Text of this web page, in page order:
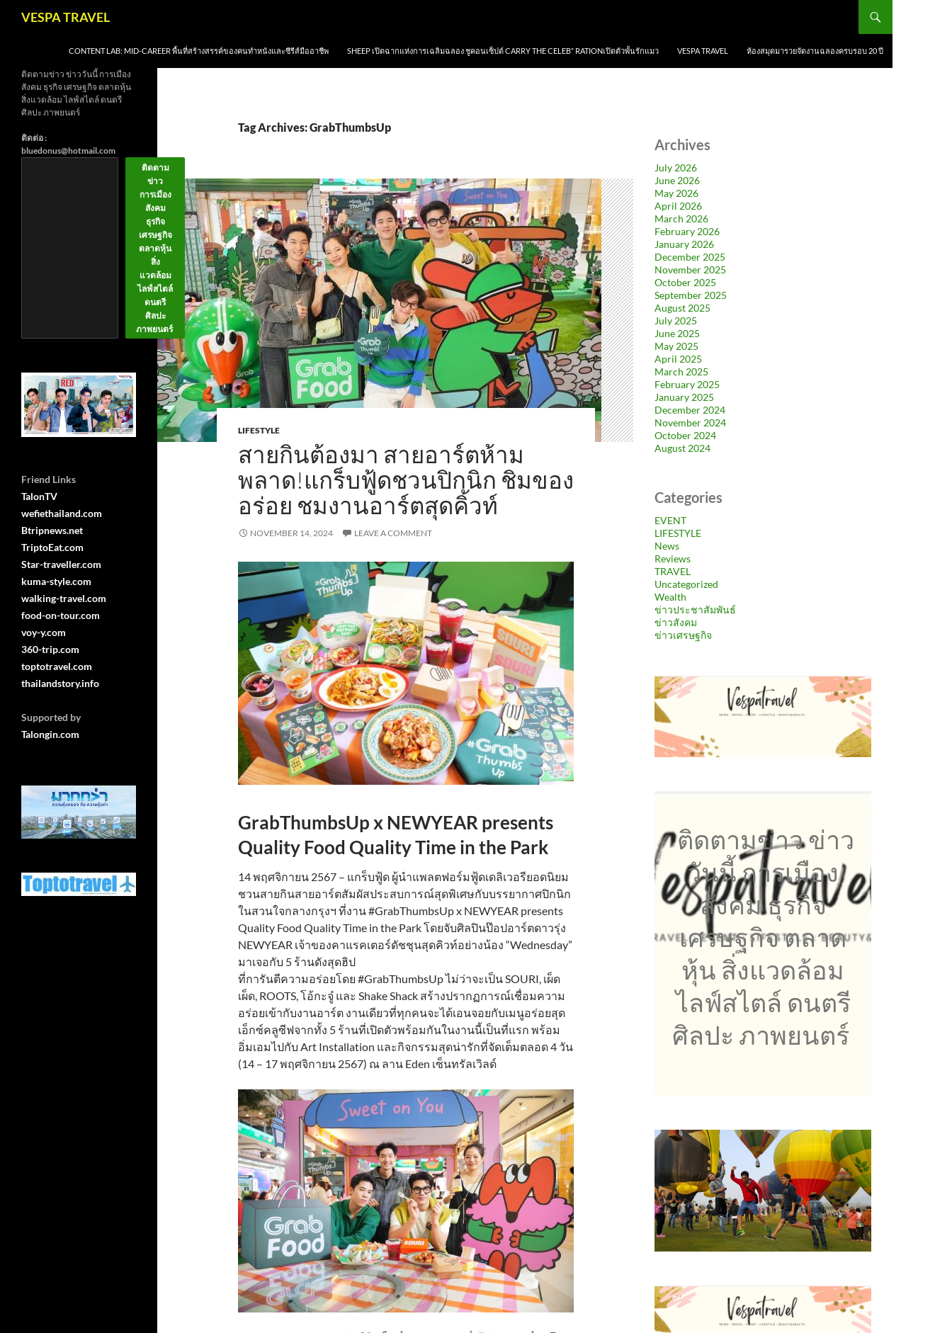
VESPA TRAVEL
CONTENT LAB: MID-CAREER พื้นที่สร้างสรรค์ของคนทำหนังและซีรีส์มืออาชีพ SHEEP เปิดฉากแห่งการเฉลิมฉลอง ชูคอนเซ็ปต์ CARRY THE CELEB” RATIONเปิดตัวพั้นรักแมว VESPA TRAVEL ห้องสมุดมารวยจัดงานฉลองครบรอบ 20 ปี
Tag Archives: GrabThumbsUp
LIFESTYLE
สายกินต้องมา สายอาร์ตห้าม
พลาด!แกร็บฟู้ดชวนปิกนิก ชิมของ
อร่อย ชมงานอาร์ตสุดคิ้วท์
NOVEMBER 14, 2024 LEAVE A COMMENT
GrabThumbsUp x NEWYEAR presents
Quality Food Quality Time in the Park
14 พฤศจิกายน 2567 – แกร็บฟู้ด ผู้นำแพลตฟอร์มฟู้ดเดลิเวอรียอดนิยม
ชวนสายกินสายอาร์ตสัมผัสประสบการณ์สุดพิเศษกับบรรยากาศปิกนิก
ในสวนใจกลางกรุงฯ ที่งาน #GrabThumbsUp x NEWYEAR presents
Quality Food Quality Time in the Park โดยจับศิลปินป๊อปอาร์ตดาวรุ่ง
NEWYEAR เจ้าของคาแรคเตอร์ดัชชุนสุดคิวท์อย่างน้อง “Wednesday”
มาเจอกับ 5 ร้านดังสุดฮิป
ที่การันตีความอร่อยโดย #GrabThumbsUp ไม่ว่าจะเป็น SOURI, เผ็ด
เผ็ด, ROOTS, โอ้กะจู๋ และ Shake Shack สร้างปรากฏการณ์เชื่อมความ
อร่อยเข้ากับงานอาร์ต งานเดียวที่ทุกคนจะได้เอนจอยกับเมนูอร่อยสุด
เอ็กซ์คลูซีฟจากทั้ง 5 ร้านที่เปิดตัวพร้อมกันในงานนี้เป็นที่แรก พร้อม
อิ่มเอมไปกับ Art Installation และกิจกรรมสุดน่ารักที่จัดเต็มตลอด 4 วัน
(14 – 17 พฤศจิกายน 2567) ณ ลาน Eden เซ็นทรัลเวิลด์
Archives
July 2026
June 2026
May 2026
April 2026
March 2026
February 2026
January 2026
December 2025
November 2025
October 2025
September 2025
August 2025
July 2025
June 2025
May 2025
April 2025
March 2025
February 2025
January 2025
December 2024
November 2024
October 2024
August 2024
Categories
EVENT
LIFESTYLE
News
Reviews
TRAVEL
Uncategorized
Wealth
ข่าวประชาสัมพันธ์
ข่าวสังคม
ข่าวเศรษฐกิจ
ติดตามข่าว ข่าว
วันนี้ การเมือง
สังคม ธุรกิจ
เศรษฐกิจ ตลาด
หุ้น สิ่งแวดล้อม
ไลฟ์สไตล์ ดนตรี
ศิลปะ ภาพยนตร์
ติดตามข่าว ข่าววันนี้ การเมือง
สังคม ธุรกิจ เศรษฐกิจ ตลาดหุ้น
สิ่งแวดล้อม ไลฟ์สไตล์ ดนตรี
ศิลปะ ภาพยนตร์
ติดต่อ :
bluedonus@hotmail.com
ติดตาม
ข่าว
การเมือง
สังคม
ธุรกิจ
เศรษฐกิจ
ตลาดหุ้น
สิ่ง
แวดล้อม
ไลฟ์สไตล์
ดนตรี
ศิลปะ
ภาพยนตร์
Friend Links
TalonTV
wefiethailand.com
Btripnews.net
TriptoEat.com
Star-traveller.com
kuma-style.com
walking-travel.com
food-on-tour.com
voy-y.com
360-trip.com
toptotravel.com
thailandstory.info
Supported by
Talongin.com